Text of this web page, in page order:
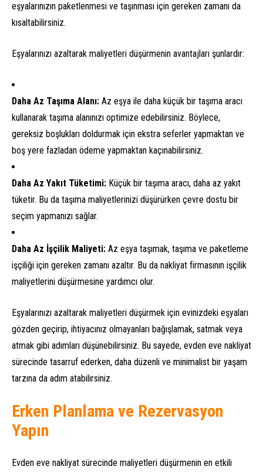
eşyalarınızın paketlenmesi ve taşınması için gereken zamanı da
kısaltabilirsiniz.
Eşyalarınızı azaltarak maliyetleri düşürmenin avantajları şunlardır:
Daha Az Taşıma Alanı: Az eşya ile daha küçük bir taşıma aracı
kullanarak taşıma alanınızı optimize edebilirsiniz. Böylece,
gereksiz boşlukları doldurmak için ekstra seferler yapmaktan ve
boş yere fazladan ödeme yapmaktan kaçınabilirsiniz.
Daha Az Yakıt Tüketimi: Küçük bir taşıma aracı, daha az yakıt
tüketir. Bu da taşıma maliyetlerinizi düşürürken çevre dostu bir
seçim yapmanızı sağlar.
Daha Az İşçilik Maliyeti: Az eşya taşımak, taşıma ve paketleme
işçiliği için gereken zamanı azaltır. Bu da nakliyat firmasının işçilik
maliyetlerini düşürmesine yardımcı olur.
Eşyalarınızı azaltarak maliyetleri düşürmek için evinizdeki eşyaları
gözden geçirip, ihtiyacınız olmayanları bağışlamak, satmak veya
atmak gibi adımları düşünebilirsiniz. Bu sayede, evden eve nakliyat
sürecinde tasarruf ederken, daha düzenli ve minimalist bir yaşam
tarzına da adım atabilirsiniz.
Erken Planlama ve Rezervasyon
Yapın
Evden eve nakliyat sürecinde maliyetleri düşürmenin en etkili